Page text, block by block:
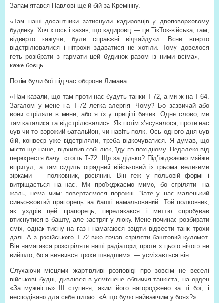
Запам’ятався Павлові ще й бій за Кремінну.
«Там наші десантники затиснули кадировців у двоповерховому
будинку. Хоч хтось і казав, що кадировці — це ТікТок-війська, там,
відверто кажучи, були справжні відчайдухи. Вони вперто
відстрілювалися і нітрохи здаватися не хотіли. Тому довелося
геть розібрати з гармати цей будинок разом із ними всіма», —
каже боєць.
Потім були бої під час оборони Лимана.
«Нам казали, що там проти нас будуть танки Т-72, а ми ж на Т-64.
Загалом у мене на Т-72 легка алергія. Чому? Бо зазвичай або
вони стріляли в мене, або я їх у прицілі бачив. Одне слово, ми
там каталися та відстрілювалися. Як потім з’ясувалося, проти нас
був чи то ворожий батальйон, чи навіть полк. Ось одного дня був
бій, конвеєр уже відстріляли, треба відкочуватися. Я думав, що
місто ще наше, відхилив собі люк, їду по-похідному. Недалеко від
перехрестя бачу: стоїть Т-72. Що за дідько? Під’їжджаємо майже
впритул, а там сидить огрядний військовий із трьома великими
зірками — полковник, росіянин. Він теж у польовій формі і
витріщається на нас. Ми проїжджаємо мимо, бо стріляти, на
жаль, нема чим: повертаємося порожні. Зате у нас маленький
синьо-жовтий прапорець на башті намальований. Той полковник,
як уздрів цей прапорець, перелякався і миттю спробував
втиснутися в башту, але застряг у люку. Мене починає розбирати
сміх, однак тисну на газ і намагаюся звідти відвести танк трохи
далі. А з російського Т-72 вже почав стріляти баштовий кулемет.
Він намагався розстріляти наші радіатори, проте з цього нічого не
вийшло, бо я виявився трохи швидшим», — усміхається він.
Слухаючи місцями жартівливі розповіді про зовсім не веселі
військові будні, дивлюся в усміхнене обличчя танкіста, на орден
«За мужність» ІІІ ступеня, яким його нагороджено за ті бої, і
несподівано для себе питаю: «А що було найважчим у боях?»